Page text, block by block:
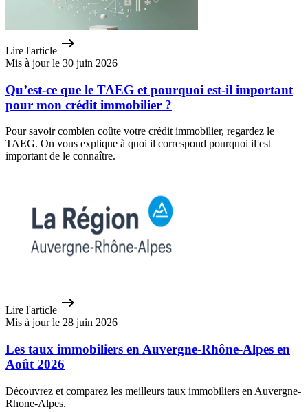
Lire l'article
Mis à jour le 30 juin 2026
Qu’est-ce que le TAEG et pourquoi est-il important
pour mon crédit immobilier ?
Pour savoir combien coûte votre crédit immobilier, regardez le
TAEG. On vous explique à quoi il correspond pourquoi il est
important de le connaître.
Lire l'article
Mis à jour le 28 juin 2026
Les taux immobiliers en Auvergne-Rhône-Alpes en
Août 2026
Découvrez et comparez les meilleurs taux immobiliers en Auvergne-
Rhone-Alpes.